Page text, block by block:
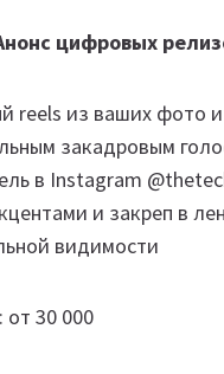
цифровых
reels из ваших фото
закадровым
в Instagram
и закреп в
видимости
30 000